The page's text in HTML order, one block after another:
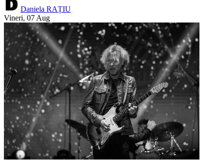
Daniela RAȚIU
Vineri, 07 Aug